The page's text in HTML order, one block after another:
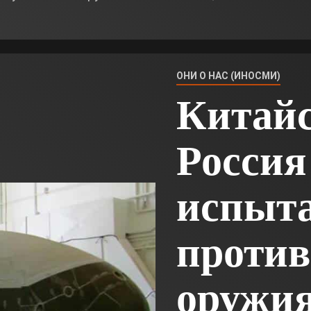
ОНИ О НАС (ИНОСМИ)
Россия